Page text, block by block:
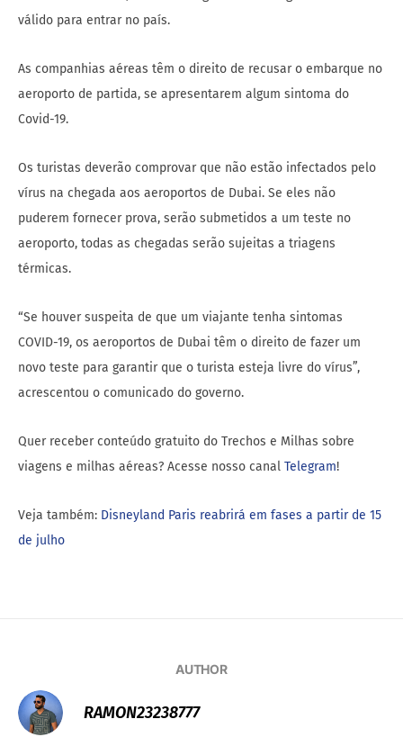
válido para entrar no país.
As companhias aéreas têm o direito de recusar o embarque no
aeroporto de partida, se apresentarem algum sintoma do
Covid-19.
Os turistas deverão comprovar que não estão infectados pelo
vírus na chegada aos aeroportos de Dubai. Se eles não
puderem fornecer prova, serão submetidos a um teste no
aeroporto, todas as chegadas serão sujeitas a triagens
térmicas.
“Se houver suspeita de que um viajante tenha sintomas
COVID-19, os aeroportos de Dubai têm o direito de fazer um
novo teste para garantir que o turista esteja livre do vírus”,
acrescentou o comunicado do governo.
Quer receber conteúdo gratuito do Trechos e Milhas sobre
viagens e milhas aéreas? Acesse nosso canal Telegram!
Veja também: Disneyland Paris reabrirá em fases a partir de 15
de julho
AUTHOR
RAMON23238777